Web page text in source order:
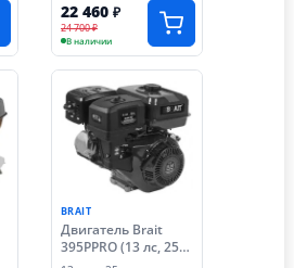
22 460 ₽
24 700 ₽
В наличии
BRAIT
Двигатель Brait
395PPRO (13 лс, 25
мм)